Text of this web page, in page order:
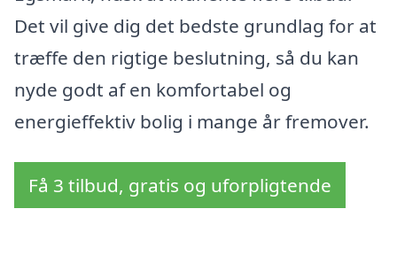
Det vil give dig det bedste grundlag for at
træffe den rigtige beslutning, så du kan
nyde godt af en komfortabel og
energieffektiv bolig i mange år fremover.
Få 3 tilbud, gratis og uforpligtende